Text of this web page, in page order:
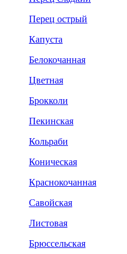
Перец острый
Капуста
Белокочанная
Цветная
Брокколи
Пекинская
Кольраби
Коническая
Краснокочанная
Савойская
Листовая
Брюссельская